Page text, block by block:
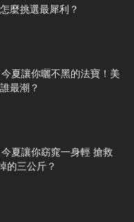
麼挑選最犀利？
夏讓你曬不黑的法寶！美
最潮？
夏讓你窈窕一身輕 搶救
的三公斤？